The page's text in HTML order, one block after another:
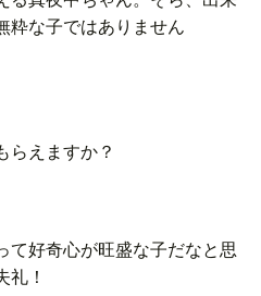
粋な子ではありません
らえますか？
て好奇心が旺盛な子だなと思
礼！